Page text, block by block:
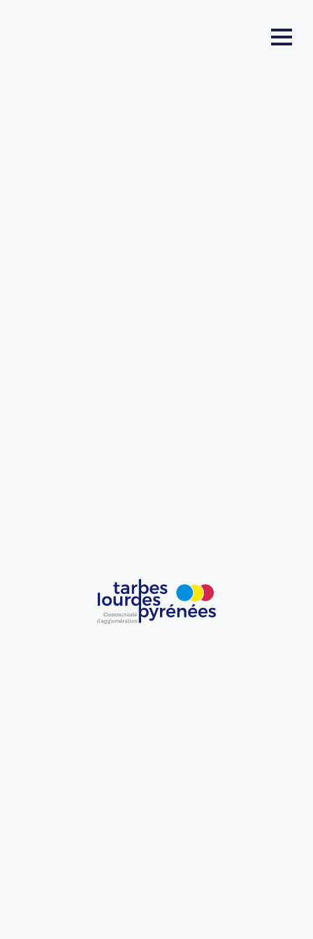
intercommunaux
(PLUi)